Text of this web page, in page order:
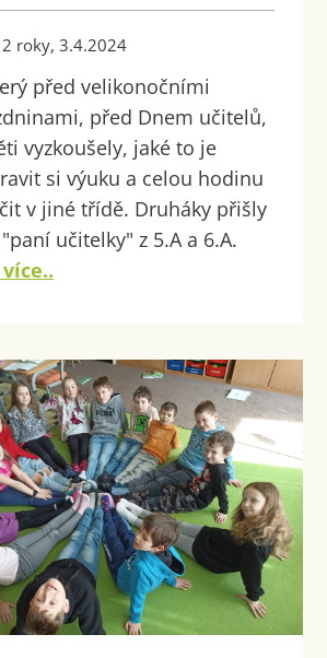
roky, 3.4.2024
před velikonočními
před Dnem učitelů,
vyzkoušely, jaké to je
si výuku a celou hodinu
v jiné třídě. Druháky přišly
učitelky" z 5.A a 6.A.